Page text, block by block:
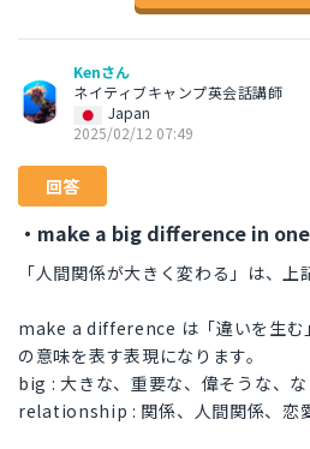
Kenさん
ネイティブキャンプ英会話講師
Japan
2025/02/12 07:49
回答
・make a big difference in
「人間関係が大きく変わる」は、上
make a difference は「違いを生む
の意味を表す表現になります。
big : 大きな、重要な、偉そうな、な
relationship : 関係、人間関係、恋